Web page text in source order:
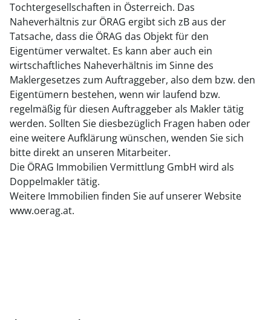
Tochtergesellschaften in Österreich. Das
Naheverhältnis zur ÖRAG ergibt sich zB aus der
Tatsache, dass die ÖRAG das Objekt für den
Eigentümer verwaltet. Es kann aber auch ein
wirtschaftliches Naheverhältnis im Sinne des
Maklergesetzes zum Auftraggeber, also dem bzw. den
Eigentümern bestehen, wenn wir laufend bzw.
regelmäßig für diesen Auftraggeber als Makler tätig
werden. Sollten Sie diesbezüglich Fragen haben oder
eine weitere Aufklärung wünschen, wenden Sie sich
bitte direkt an unseren Mitarbeiter.
Die ÖRAG Immobilien Vermittlung GmbH wird als
Doppelmakler tätig.
Weitere Immobilien finden Sie auf unserer Website
www.oerag.at.